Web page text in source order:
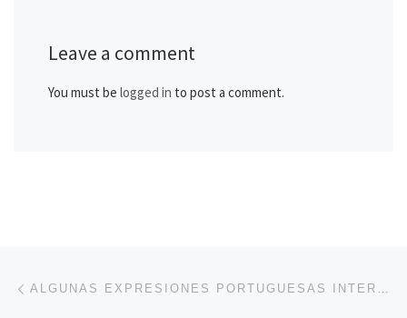
Leave a comment
You must be logged in to post a comment.
Post navigation ALGUNAS EXPRESIONES PORTUGUESAS INTERESANTES